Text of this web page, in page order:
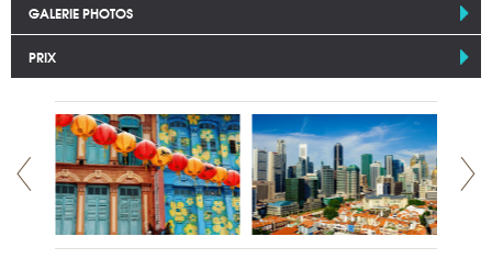
GALERIE PHOTOS
PRIX